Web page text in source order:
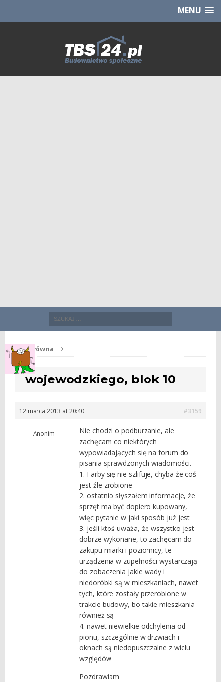
CHCĘ [klik]MENU
Str. główna
wojewodzkiego, blok 10
12 marca 2013 at 20:40 #3159
Anonim
Nie chodzi o podburzanie, ale
zachęcam co niektórych
wypowiadających się na forum do
pisania sprawdzonych wiadomości.
1. Farby się nie szlifuje, chyba że coś
jest źle zrobione
2. ostatnio słyszałem informacje, że
sprzęt ma być dopiero kupowany,
więc pytanie w jaki sposób już jest
3. jeśli ktoś uważa, że wszystko jest
dobrze wykonane, to zachęcam do
zakupu miarki i poziomicy, te
urządzenia w zupełności wystarczają
do zobaczenia jakie wady i
niedoróbki są w mieszkaniach, nawet
tych, które zostały przerobione w
trakcie budowy, bo takie mieszkania
również są
4. nawet niewielkie odchylenia od
pionu, szczególnie w drzwiach i
oknach są niedopuszczalne z wielu
względów
Pozdrawiam